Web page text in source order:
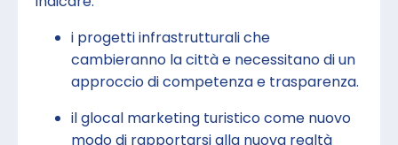
i progetti infrastrutturali che
cambieranno la città e necessitano di un
approccio di competenza e trasparenza.
il glocal marketing turistico come nuovo
modo di rapportarsi alla nuova realtà